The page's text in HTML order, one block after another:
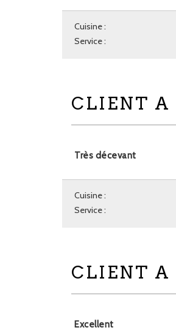
Cuisine :
Service :
CLIENT A
Très décevant
Cuisine :
Service :
CLIENT A
Excellent